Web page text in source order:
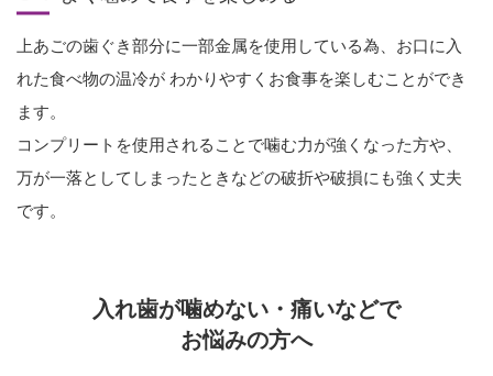
上あごの歯ぐき部分に一部金属を使用している為、お口に入
れた食べ物の温冷が わかりやすくお食事を楽しむことができ
ます。
コンプリートを使用されることで噛む力が強くなった方や、
万が一落としてしまったときなどの破折や破損にも強く丈夫
です。
入れ歯が噛めない・痛いなどで
お悩みの方へ